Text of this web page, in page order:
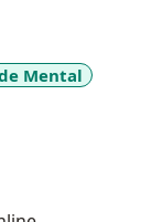
Mental